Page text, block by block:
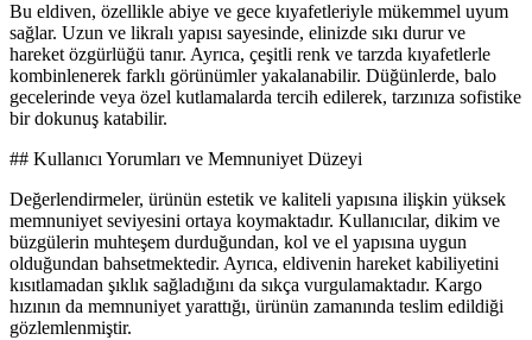
Bu eldiven, özellikle abiye ve gece kıyafetleriyle mükemmel uyum
sağlar. Uzun ve likralı yapısı sayesinde, elinizde sıkı durur ve
hareket özgürlüğü tanır. Ayrıca, çeşitli renk ve tarzda kıyafetlerle
kombinlenerek farklı görünümler yakalanabilir. Düğünlerde, balo
gecelerinde veya özel kutlamalarda tercih edilerek, tarzınıza sofistike
bir dokunuş katabilir.
## Kullanıcı Yorumları ve Memnuniyet Düzeyi
Değerlendirmeler, ürünün estetik ve kaliteli yapısına ilişkin yüksek
memnuniyet seviyesini ortaya koymaktadır. Kullanıcılar, dikim ve
büzgülerin muhteşem durduğundan, kol ve el yapısına uygun
olduğundan bahsetmektedir. Ayrıca, eldivenin hareket kabiliyetini
kısıtlamadan şıklık sağladığını da sıkça vurgulamaktadır. Kargo
hızının da memnuniyet yarattığı, ürünün zamanında teslim edildiği
gözlemlenmiştir.